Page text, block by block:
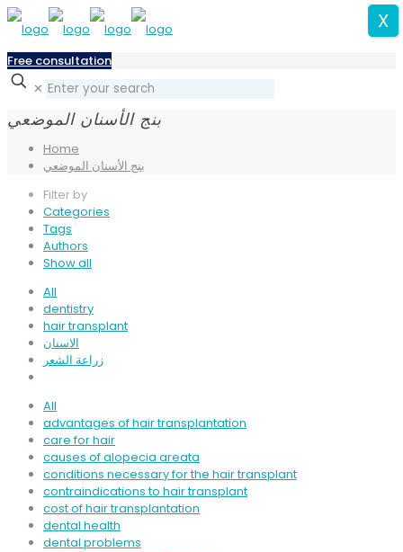
Free consultation
✕
بنج الأسنان الموضعي
Home
بنج الأسنان الموضعي
Filter by
Categories
Tags
Authors
Show all
All
dentistry
hair transplant
الاسنان
زراعة الشعر
All
advantages of hair transplantation
care for hair
causes of alopecia areata
conditions necessary for the hair transplant
contraindications to hair transplant
cost of hair transplantation
dental health
dental problems
X